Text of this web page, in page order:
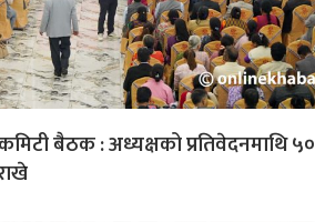
बैठक : अध्यक्षको प्रतिवेदनमाथि ५०